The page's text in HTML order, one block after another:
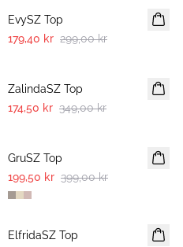
EvySZ Top
179,40 kr 299,00 kr
ZalindaSZ Top
174,50 kr 349,00 kr
GruSZ Top
199,50 kr 399,00 kr
-50%
ElfridaSZ Top